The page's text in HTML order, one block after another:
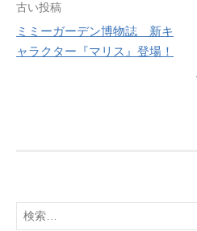
投
稿
ョ
古い投稿
ミミーガーデン博物誌 新キ
ャラクター『マリス』登場！
検
索: